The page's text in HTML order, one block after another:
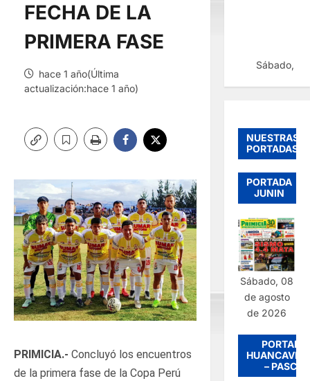
FECHA DE LA
PRIMERA FASE
hace 1 año(Última
actualización:hace 1 año)
PRIMICIA.- Concluyó los encuentros
de la primera fase de la Copa Perú
Sábado,
NUESTRAS
PORTADAS
PORTADA
JUNIN
Sábado, 08
de agosto
de 2026
PORTADA
– PASCO